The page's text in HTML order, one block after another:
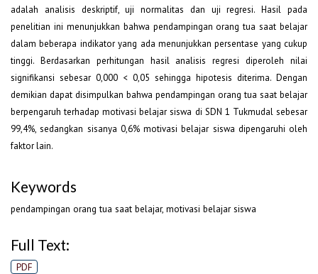
adalah analisis deskriptif, uji normalitas dan uji regresi. Hasil pada
penelitian ini menunjukkan bahwa pendampingan orang tua saat belajar
dalam beberapa indikator yang ada menunjukkan persentase yang cukup
tinggi. Berdasarkan perhitungan hasil analisis regresi diperoleh nilai
signifikansi sebesar 0,000 < 0,05 sehingga hipotesis diterima. Dengan
demikian dapat disimpulkan bahwa pendampingan orang tua saat belajar
berpengaruh terhadap motivasi belajar siswa di SDN 1 Tukmudal sebesar
99,4%, sedangkan sisanya 0,6% motivasi belajar siswa dipengaruhi oleh
faktor lain.
Keywords
pendampingan orang tua saat belajar, motivasi belajar siswa
Full Text:
PDF